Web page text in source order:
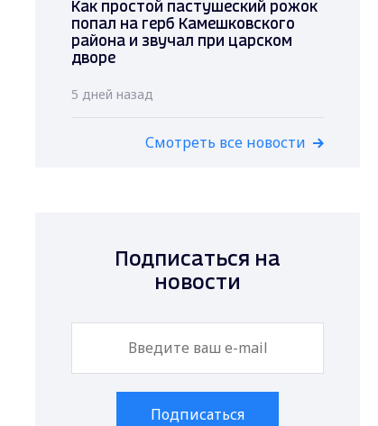
Как простой пастушеский рожок
попал на герб Камешковского
района и звучал при царском
дворе
5 дней назад
Смотреть все новости
Подписаться на
новости
Подписаться